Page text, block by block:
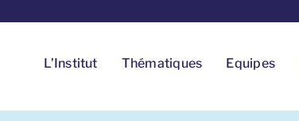
L’Institut Thématiques Equipes